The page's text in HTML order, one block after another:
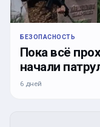
БЕЗОПАСНОСТЬ
Пока всё
начали
6 дней